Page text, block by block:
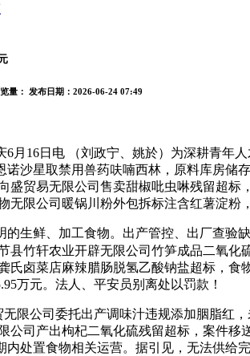
量： 发布日期：2026-06-24 07:49
16日电 （刘政宁、姚於）为深耕青年人
诺沙星取禁用兽药呋喃西林，原料库房储
盛贸易无限公司售卖甜椒吡虫啉残留超标
无限公司暖锅川粉外包拆标注含红薯淀粉
鲜、加工食物。出产管控、出厂查验缺
县竹轩农业开辟无限公司竹笋成品二氧化
氏卤菜店麻辣腊肠脱氢乙酸钠盐超标，
万元。法人、平安员别离处以罚款！
公司委托出产调味汁违规添加胭脂红，
公司产出枸杞二氧化硫残留超标，案件
内处置食物相关运营。据引见，无法供给